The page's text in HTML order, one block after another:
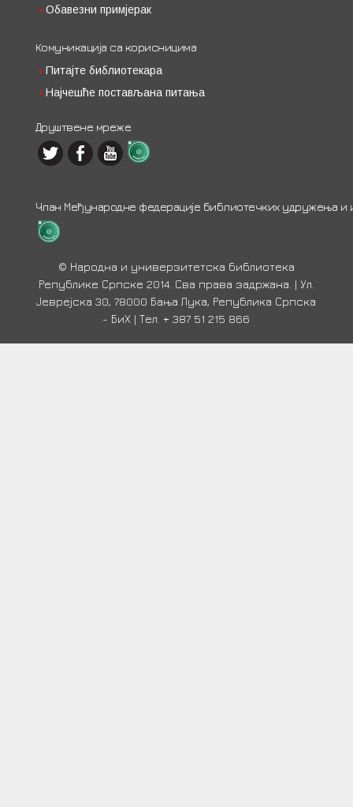
Обавезни примјерак
Комуникација са корисницима
Питајте библиотекара
Најчешће постављана питања
Друштвене мреже
Члан Међународне федерације библиотечких удружења и
© Народна и универзитетска библиотека
Републике Српске 2014. Сва права задржана. | Ул.
Јеврејска 30, 78000 Бања Лука, Република Српска
- БиХ | Тел. + 387 51 215 866